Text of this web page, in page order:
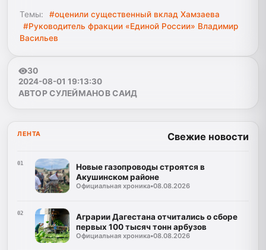
Темы:
#оценили существенный вклад Хамзаева
#Руководитель фракции «Единой России» Владимир
Васильев
30
2024-08-01 19:13:30
АВТОР СУЛЕЙМАНОВ САИД
ЛЕНТА Свежие новости
01
Новые газопроводы строятся в
Акушинском районе
Официальная хроника•08.08.2026
02
Аграрии Дагестана отчитались о сборе
первых 100 тысяч тонн арбузов
Официальная хроника•08.08.2026